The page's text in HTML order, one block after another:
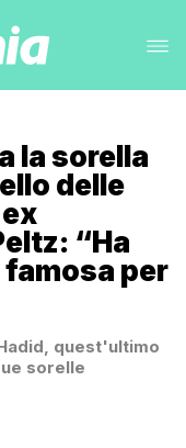
la sorella
delle
“Ha
per
quest'ultimo
sorelle